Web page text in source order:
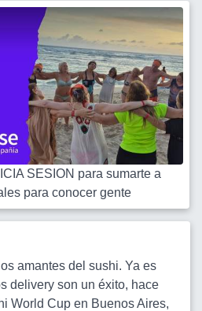
SESION para sumarte a
para conocer gente
amantes del sushi. Ya es
delivery son un éxito, hace
World Cup en Buenos Aires,